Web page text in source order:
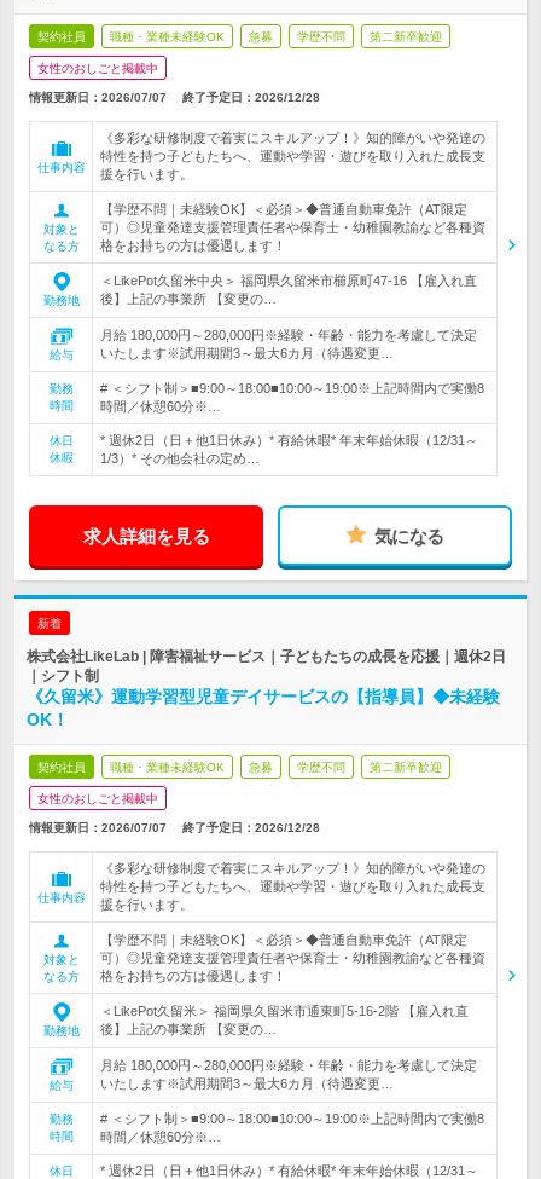
契約社員 職種・業種未経験OK 急募 学歴不問 第二新卒歓迎
女性のおしごと掲載中
情報更新日：2026/07/07 終了予定日： 2026/12/28
仕事内容
《多彩な研修制度で着実にスキルアップ！》知的障がいや発達の
特性を持つ子どもたちへ、運動や学習・遊びを取り入れた成長支
援を行います。
対象と
なる方
【学歴不問｜未経験OK】＜必須＞◆普通自動車免許（AT限定
可）◎児童発達支援管理責任者や保育士・幼稚園教諭など各種資
格をお持ちの方は優遇します！
勤務地
＜LikePot久留米中央＞ 福岡県久留米市櫛原町47-16 【雇入れ直
後】上記の事業所 【変更の…
給与
月給 180,000円～280,000円※経験・年齢・能力を考慮して決定
いたします※試用期間3～最大6カ月（待遇変更…
勤務
時間
# ＜シフト制＞■9:00～18:00■10:00～19:00※上記時間内で実働8
時間／休憩60分※…
休日
休暇
* 週休2日（日＋他1日休み）* 有給休暇* 年末年始休暇（12/31～
1/3）* その他会社の定め…
求人詳細を見る 気になる
新着
株式会社LikeLab | 障害福祉サービス｜子どもたちの成長を応援｜週休2日
｜シフト制
《久留米》運動学習型児童デイサービスの【指導員】◆未経験
OK！
契約社員 職種・業種未経験OK 急募 学歴不問 第二新卒歓迎
女性のおしごと掲載中
情報更新日：2026/07/07 終了予定日： 2026/12/28
仕事内容
《多彩な研修制度で着実にスキルアップ！》知的障がいや発達の
特性を持つ子どもたちへ、運動や学習・遊びを取り入れた成長支
援を行います。
対象と
なる方
【学歴不問｜未経験OK】＜必須＞◆普通自動車免許（AT限定
可）◎児童発達支援管理責任者や保育士・幼稚園教諭など各種資
格をお持ちの方は優遇します！
勤務地
＜LikePot久留米＞ 福岡県久留米市通東町5-16-2階 【雇入れ直
後】上記の事業所 【変更の…
給与
月給 180,000円～280,000円※経験・年齢・能力を考慮して決定
いたします※試用期間3～最大6カ月（待遇変更…
勤務
時間
# ＜シフト制＞■9:00～18:00■10:00～19:00※上記時間内で実働8
時間／休憩60分※…
休日
* 週休2日（日＋他1日休み）* 有給休暇* 年末年始休暇（12/31～